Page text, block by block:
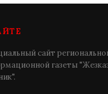
сайт
газеты